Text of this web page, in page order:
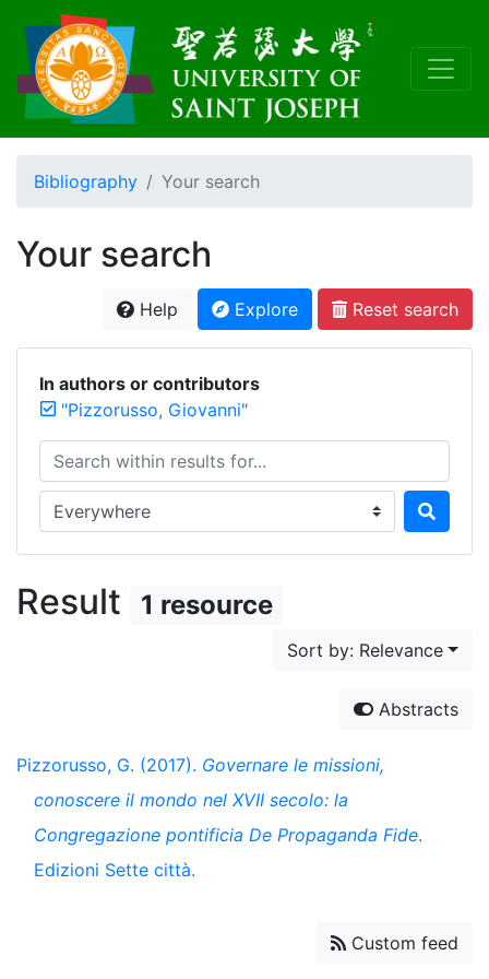
Bibliography Your search
Your search
Help Explore Reset search
In authors or contributors
"Pizzorusso, Giovanni"
Search within results for...
Search in...
Result 1 resource
Sort by: Relevance
Abstracts
Pizzorusso, G. (2017). Governare le missioni,
conoscere il mondo nel XVII secolo: la
Congregazione pontificia De Propaganda Fide.
Edizioni Sette città.
Custom feed